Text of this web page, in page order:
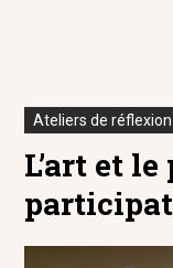
Ateliers de réflexion
L’art et